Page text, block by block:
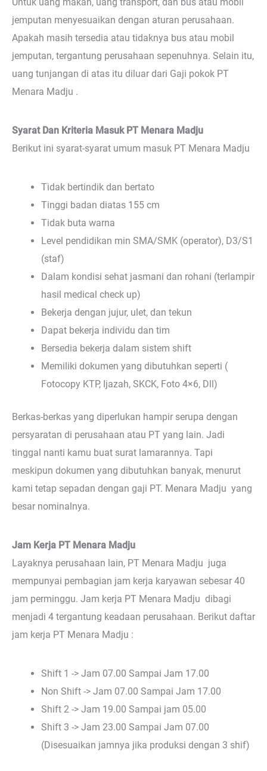
jemputan menyesuaikan dengan aturan perusahaan.
Apakah masih tersedia atau tidaknya bus atau mobil
jemputan, tergantung perusahaan sepenuhnya. Selain itu,
uang tunjangan di atas itu diluar dari Gaji pokok PT
Menara Madju .
Syarat Dan Kriteria Masuk PT Menara Madju
Berikut ini syarat-syarat umum masuk PT Menara Madju
Tidak bertindik dan bertato
Tinggi badan diatas 155 cm
Tidak buta warna
Level pendidikan min SMA/SMK (operator), D3/S1
(staf)
Dalam kondisi sehat jasmani dan rohani (terlampir
hasil medical check up)
Bekerja dengan jujur, ulet, dan tekun
Dapat bekerja individu dan tim
Bersedia bekerja dalam sistem shift
Memiliki dokumen yang dibutuhkan seperti (
Fotocopy KTP, Ijazah, SKCK, Foto 4×6, Dll)
Berkas-berkas yang diperlukan hampir serupa dengan
persyaratan di perusahaan atau PT yang lain. Jadi
tinggal nanti kamu buat surat lamarannya. Tapi
meskipun dokumen yang dibutuhkan banyak, menurut
kami tetap sepadan dengan gaji PT. Menara Madju yang
besar nominalnya.
Jam Kerja PT Menara Madju
Layaknya perusahaan lain, PT Menara Madju juga
mempunyai pembagian jam kerja karyawan sebesar 40
jam perminggu. Jam kerja PT Menara Madju dibagi
menjadi 4 tergantung keadaan perusahaan. Berikut daftar
jam kerja PT Menara Madju :
Shift 1 -> Jam 07.00 Sampai Jam 17.00
Non Shift -> Jam 07.00 Sampai Jam 17.00
Shift 2 -> Jam 19.00 Sampai jam 05.00
Shift 3 -> Jam 23.00 Sampai Jam 07.00
(Disesuaikan jamnya jika produksi dengan 3 shif)